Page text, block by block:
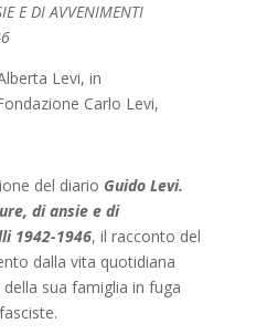
E DI AVVENIMENTI
Levi, in
Carlo Levi,
del diario Guido Levi.
di ansie e di
1942-1946, il racconto del
dalla vita quotidiana
sua famiglia in fuga